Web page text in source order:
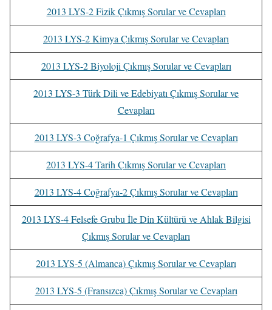
2013 LYS-2 Fizik Çıkmış Sorular ve Cevapları
2013 LYS-2 Kimya Çıkmış Sorular ve Cevapları
2013 LYS-2 Biyoloji Çıkmış Sorular ve Cevapları
2013 LYS-3 Türk Dili ve Edebiyatı Çıkmış Sorular ve
Cevapları
2013 LYS-3 Coğrafya-1 Çıkmış Sorular ve Cevapları
2013 LYS-4 Tarih Çıkmış Sorular ve Cevapları
2013 LYS-4 Coğrafya-2 Çıkmış Sorular ve Cevapları
2013 LYS-4 Felsefe Grubu İle Din Kültürü ve Ahlak Bilgisi
Çıkmış Sorular ve Cevapları
2013 LYS-5 (Almanca) Çıkmış Sorular ve Cevapları
2013 LYS-5 (Fransızca) Çıkmış Sorular ve Cevapları